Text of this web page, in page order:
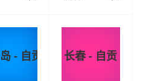
- 自贡 长春 - 自贡